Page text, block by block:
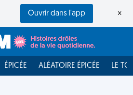
Ouvrir dans l'app ×
ÉPICÉE ALÉATOIRE ÉPICÉE LE